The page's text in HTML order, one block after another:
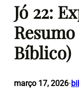
Jó 22:
Bíblico)
março 17, 2026•